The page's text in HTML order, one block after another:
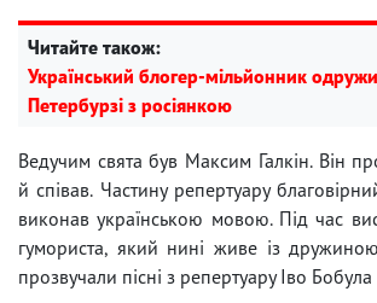
Читайте також:
Український блогер-мільйонник
Петербурзі з росіянкою
Ведучим свята був Максим Галкін. Він
й співав. Частину репертуару
виконав українською мовою. Під час
гумориста, який нині живе із
прозвучали пісні з репертуару Іво